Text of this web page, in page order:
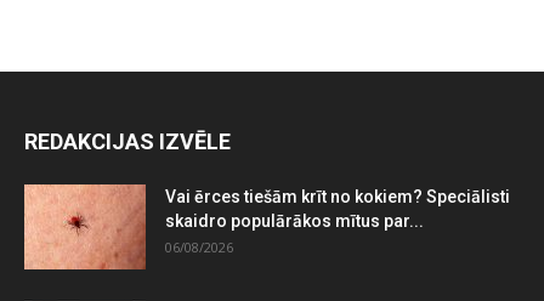
REDAKCIJAS IZVĒLE
Vai ērces tiešām krīt no kokiem? Speciālisti
skaidro populārākos mītus par...
06/08/2026